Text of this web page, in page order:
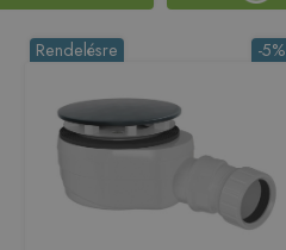
-5%
Rendelésre